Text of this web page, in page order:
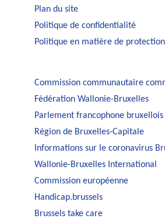
Plan du site
Politique de confidentialité
Politique en matière de
Commission communautaire
Fédération Wallonie-Bruxelles
Parlement francophone bruxellois
Région de Bruxelles-Capitale
Informations sur le coronavirus
Wallonie-Bruxelles International
Commission européenne
Handicap.brussels
Brussels take care